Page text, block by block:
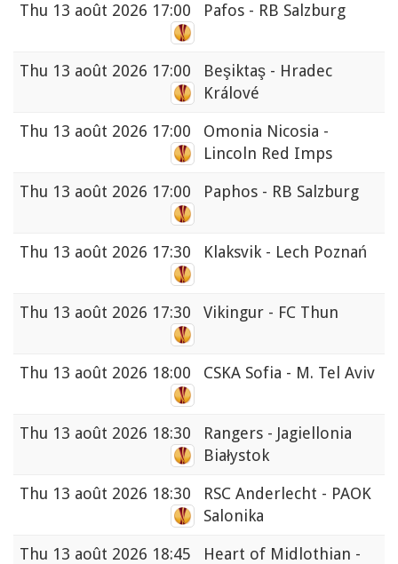
Thu 13 août 2026 17:00 Pafos - RB Salzburg
Thu 13 août 2026 17:00
Beşiktaş - Hradec
Králové
Thu 13 août 2026 17:00
Omonia Nicosia -
Lincoln Red Imps
Thu 13 août 2026 17:00 Paphos - RB Salzburg
Thu 13 août 2026 17:30 Klaksvik - Lech Poznań
Thu 13 août 2026 17:30 Vikingur - FC Thun
Thu 13 août 2026 18:00 CSKA Sofia - M. Tel Aviv
Thu 13 août 2026 18:30
Rangers - Jagiellonia
Białystok
Thu 13 août 2026 18:30
RSC Anderlecht - PAOK
Salonika
Thu 13 août 2026 18:45
Heart of Midlothian -